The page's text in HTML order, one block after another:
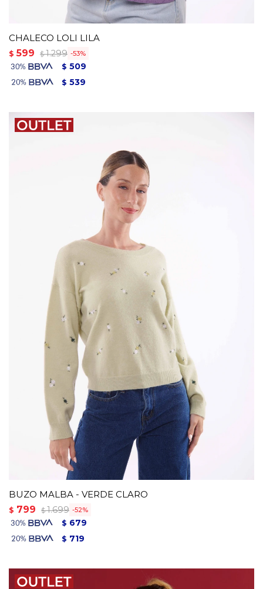
CHALECO LOLI LILA
$ 599 $ 1.299 53
$ 509
$ 539
BUZO MALBA - VERDE CLARO
$ 799 $ 1.699 52
$ 679
$ 719